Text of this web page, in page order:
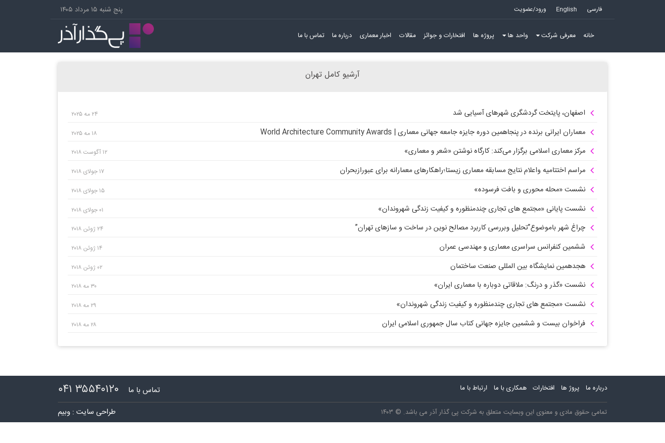
فارسی English ورود/عضویت پنج شنبه ۱۵ مرداد ۱۴۰۵
خانه معرفی شرکت واحد ها پروژه ها افتخارات و جوائز مقالات اخبار معماری درباره ما تماس با ما
آرشیو کامل تهران
اصفهان، پایتخت گردشگری شهرهای آسیایی شد ۲۴ مه ۲۰۲۵
معماران ایرانی برنده در پنجاهمین دوره جایزه جامعه جهانی معماری | World Architecture Community Awards ۱۸ مه ۲۰۲۵
مرکز معماری اسلامی برگزار می‌کند: کارگاه نوشتن «شعر و معماری» ۱۲ آگوست ۲۰۱۸
مراسم اختتامیه واعلام نتایج مسابقه معماری زیستا؛راهکارهای معمارانه برای عبورازبحران ۱۷ جولای ۲۰۱۸
نشست «محله محوری و بافت فرسوده» ۱۵ جولای ۲۰۱۸
نشست پایانی «مجتمع های تجاری چندمنظوره و کیفیت زندگی شهروندان» ۰۱ جولای ۲۰۱۸
چراغ شهر باموضوع”تحلیل وبررسی کاربرد مصالح نوین در ساخت و سازهای تهران” ۲۴ ژوئن ۲۰۱۸
ششمین کنفرانس سراسری معماری و مهندسی عمران ۱۴ ژوئن ۲۰۱۸
هجدهمین نمایشگاه بین المللی صنعت ساختمان ۰۲ ژوئن ۲۰۱۸
نشست «گذر و درنگ: ملاقاتی دوباره با معماری ایران» ۳۰ مه ۲۰۱۸
نشست «مجتمع های تجاری چندمنظوره و کیفیت زندگی شهروندان» ۲۹ مه ۲۰۱۸
فراخوان بیست و ششمین جایزه جهانی کتاب سال جمهوری اسلامی ایران ۲۸ مه ۲۰۱۸
درباره ما پروژ ها افتخارات همکاری با ما ارتباط با ما تماس با ما ۳۵۵۴۰۱۲۰ ۰۴۱
تمامی حقوق مادی و معنوی این وبسایت متعلق به شرکت پی گذار آذر می باشد. © ۱۴۰۳ طراحی سایت : وبیم